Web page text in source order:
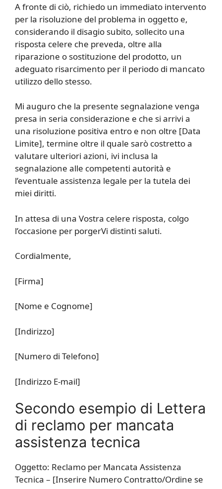
A fronte di ciò, richiedo un immediato intervento
per la risoluzione del problema in oggetto e,
considerando il disagio subito, sollecito una
risposta celere che preveda, oltre alla
riparazione o sostituzione del prodotto, un
adeguato risarcimento per il periodo di mancato
utilizzo dello stesso.
Mi auguro che la presente segnalazione venga
presa in seria considerazione e che si arrivi a
una risoluzione positiva entro e non oltre [Data
Limite], termine oltre il quale sarò costretto a
valutare ulteriori azioni, ivi inclusa la
segnalazione alle competenti autorità e
l’eventuale assistenza legale per la tutela dei
miei diritti.
In attesa di una Vostra celere risposta, colgo
l’occasione per porgerVi distinti saluti.
Cordialmente,
[Firma]
[Nome e Cognome]
[Indirizzo]
[Numero di Telefono]
[Indirizzo E-mail]
Secondo esempio di Lettera
di reclamo per mancata
assistenza tecnica
Oggetto: Reclamo per Mancata Assistenza
Tecnica – [Inserire Numero Contratto/Ordine se